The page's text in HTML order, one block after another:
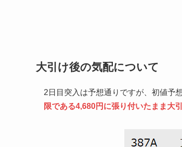
大引け後の気配について
2日目突入は予想通りですが、初値予
限である4,680円に張り付いたまま大